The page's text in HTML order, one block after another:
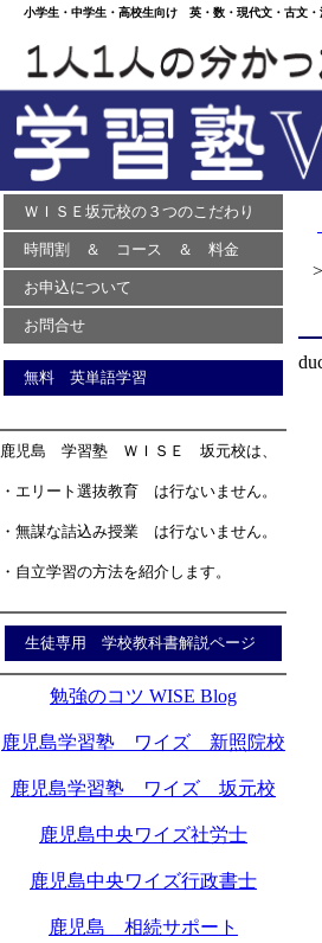
小学生・中学生・高校生向け 英・数・現代文・古文
ＷＩＳＥ坂元校の３つのこだわり
時間割 ＆ コース ＆ 料金
お申込について
お問合せ
無料 英単語学習
鹿児島 学習塾 ＷＩＳＥ 坂元校は、
・エリート選抜教育 は行ないません。
・無謀な詰込み授業 は行ないません。
・自立学習の方法を紹介します。
生徒専用 学校教科書解説ページ
勉強のコツ WISE Blog
鹿児島学習塾 ワイズ 新照院校
鹿児島学習塾 ワイズ 坂元校
鹿児島中央ワイズ社労士
鹿児島中央ワイズ行政書士
鹿児島 相続サポート